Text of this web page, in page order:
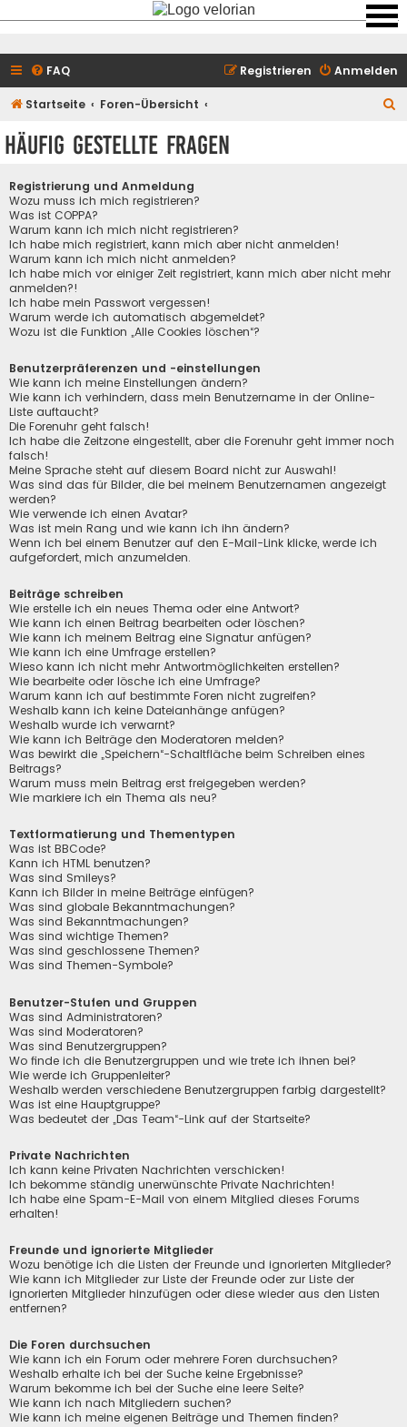
FAQ Anmelden
Registrieren
Startseite Foren-Übersicht
Häufig gestellte Fragen
Registrierung und Anmeldung
Wozu muss ich mich registrieren?
Was ist COPPA?
Warum kann ich mich nicht registrieren?
Ich habe mich registriert, kann mich aber nicht anmelden!
Warum kann ich mich nicht anmelden?
Ich habe mich vor einiger Zeit registriert, kann mich aber nicht mehr
anmelden?!
Ich habe mein Passwort vergessen!
Warum werde ich automatisch abgemeldet?
Wozu ist die Funktion „Alle Cookies löschen“?
Benutzerpräferenzen und -einstellungen
Wie kann ich meine Einstellungen ändern?
Wie kann ich verhindern, dass mein Benutzername in der Online-
Liste auftaucht?
Die Forenuhr geht falsch!
Ich habe die Zeitzone eingestellt, aber die Forenuhr geht immer noch
falsch!
Meine Sprache steht auf diesem Board nicht zur Auswahl!
Was sind das für Bilder, die bei meinem Benutzernamen angezeigt
werden?
Wie verwende ich einen Avatar?
Was ist mein Rang und wie kann ich ihn ändern?
Wenn ich bei einem Benutzer auf den E-Mail-Link klicke, werde ich
aufgefordert, mich anzumelden.
Beiträge schreiben
Wie erstelle ich ein neues Thema oder eine Antwort?
Wie kann ich einen Beitrag bearbeiten oder löschen?
Wie kann ich meinem Beitrag eine Signatur anfügen?
Wie kann ich eine Umfrage erstellen?
Wieso kann ich nicht mehr Antwortmöglichkeiten erstellen?
Wie bearbeite oder lösche ich eine Umfrage?
Warum kann ich auf bestimmte Foren nicht zugreifen?
Weshalb kann ich keine Dateianhänge anfügen?
Weshalb wurde ich verwarnt?
Wie kann ich Beiträge den Moderatoren melden?
Was bewirkt die „Speichern“-Schaltfläche beim Schreiben eines
Beitrags?
Warum muss mein Beitrag erst freigegeben werden?
Wie markiere ich ein Thema als neu?
Textformatierung und Thementypen
Was ist BBCode?
Kann ich HTML benutzen?
Was sind Smileys?
Kann ich Bilder in meine Beiträge einfügen?
Was sind globale Bekanntmachungen?
Was sind Bekanntmachungen?
Was sind wichtige Themen?
Was sind geschlossene Themen?
Was sind Themen-Symbole?
Benutzer-Stufen und Gruppen
Was sind Administratoren?
Was sind Moderatoren?
Was sind Benutzergruppen?
Wo finde ich die Benutzergruppen und wie trete ich ihnen bei?
Wie werde ich Gruppenleiter?
Weshalb werden verschiedene Benutzergruppen farbig dargestellt?
Was ist eine Hauptgruppe?
Was bedeutet der „Das Team“-Link auf der Startseite?
Private Nachrichten
Ich kann keine Privaten Nachrichten verschicken!
Ich bekomme ständig unerwünschte Private Nachrichten!
Ich habe eine Spam-E-Mail von einem Mitglied dieses Forums
erhalten!
Freunde und ignorierte Mitglieder
Wozu benötige ich die Listen der Freunde und ignorierten Mitglieder?
Wie kann ich Mitglieder zur Liste der Freunde oder zur Liste der
ignorierten Mitglieder hinzufügen oder diese wieder aus den Listen
entfernen?
Die Foren durchsuchen
Wie kann ich ein Forum oder mehrere Foren durchsuchen?
Weshalb erhalte ich bei der Suche keine Ergebnisse?
Warum bekomme ich bei der Suche eine leere Seite?
Wie kann ich nach Mitgliedern suchen?
Wie kann ich meine eigenen Beiträge und Themen finden?